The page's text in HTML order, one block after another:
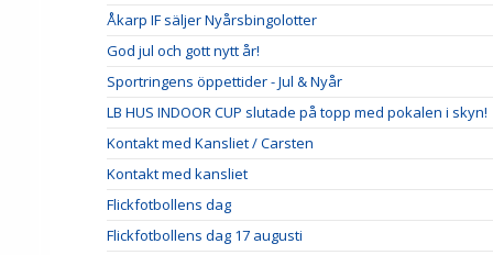
Åkarp IF säljer Nyårsbingolotter
God jul och gott nytt år!
Sportringens öppettider - Jul & Nyår
LB HUS INDOOR CUP slutade på topp med pokalen i skyn!
Kontakt med Kansliet / Carsten
Kontakt med kansliet
Flickfotbollens dag
Flickfotbollens dag 17 augusti